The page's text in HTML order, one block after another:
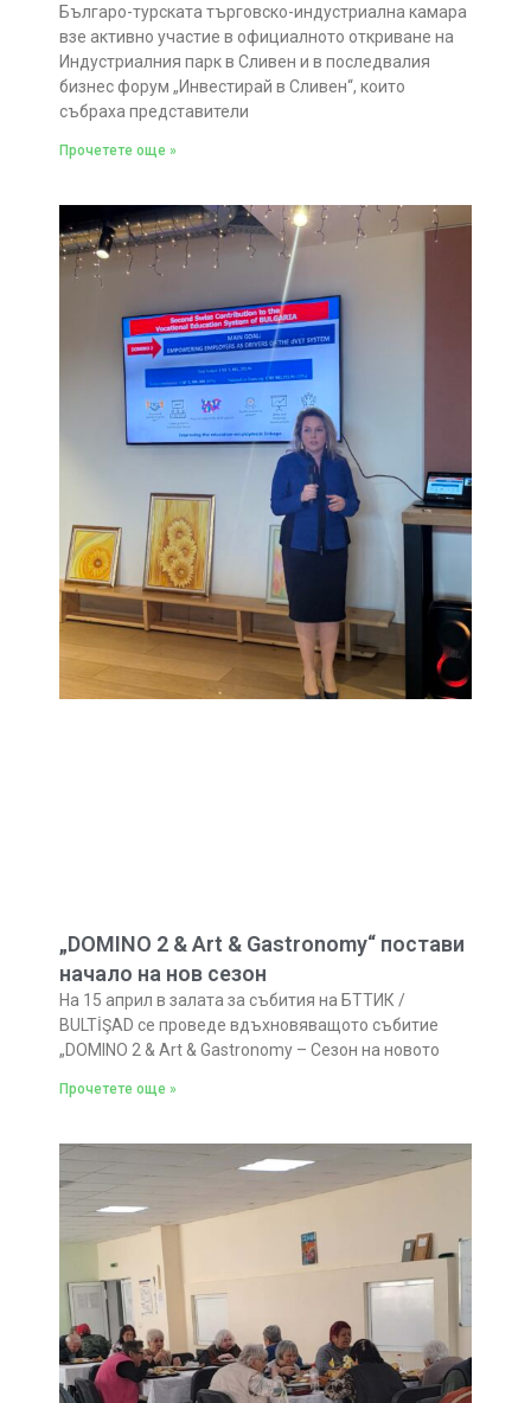
Българо-турската търговско-индустриална камара
взе активно участие в официалното откриване на
Индустриалния парк в Сливен и в последвалия
бизнес форум „Инвестирай в Сливен“, които
събраха представители
Прочетете още »
„DOMINO 2 & Art & Gastronomy“ постави
начало на нов сезон
На 15 април в залата за събития на БТТИК /
BULTİŞAD се проведе вдъхновяващото събитие
„DOMINO 2 & Art & Gastronomy – Сезон на новото
Прочетете още »